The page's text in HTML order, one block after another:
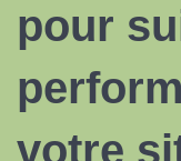
pour
votre